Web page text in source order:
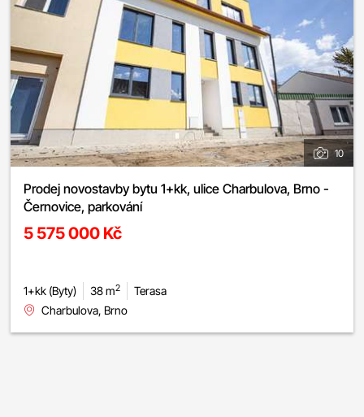
10
Prodej novostavby bytu 1+kk, ulice Charbulova, Brno -
Černovice, parkování
5 575 000 Kč
1+kk (Byty) 38 m2
Terasa
Charbulova, Brno